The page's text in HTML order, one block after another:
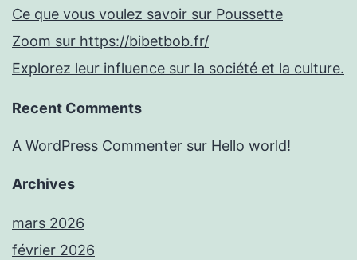
Ce que vous voulez savoir sur Poussette
Zoom sur https://bibetbob.fr/
Explorez leur influence sur la société et la culture.
Recent Comments
A WordPress Commenter sur Hello world!
Archives
mars 2026
février 2026